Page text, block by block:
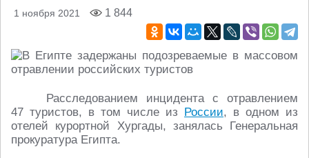
1 ноября 2021 1 844
Расследованием инцидента с отравлением
47 туристов, в том числе из России, в одном из
отелей курортной Хургады, занялась Генеральная
прокуратура Египта.